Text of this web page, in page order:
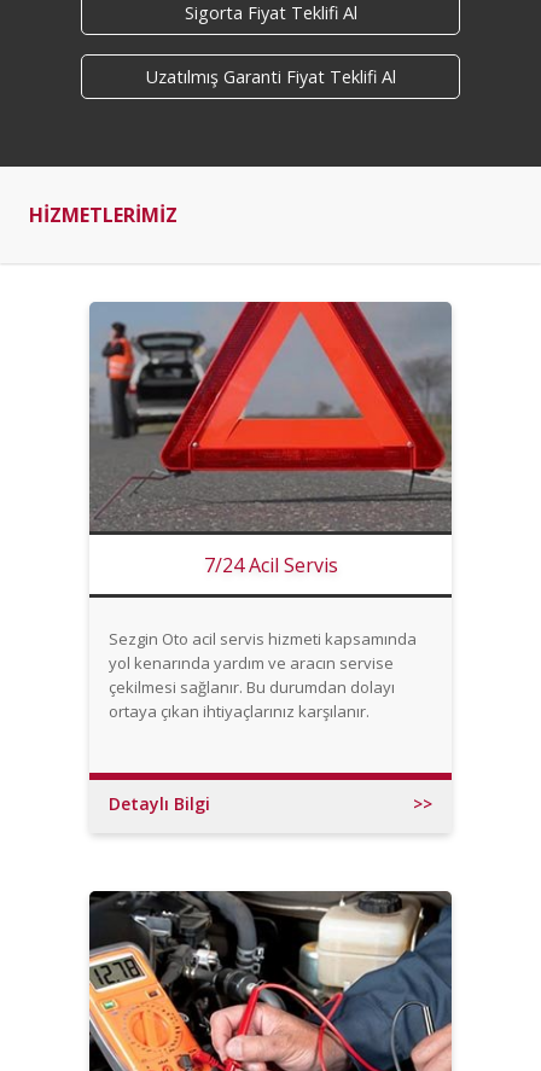
Sigorta Fiyat Teklifi Al
Uzatılmış Garanti Fiyat Teklifi Al
HİZMETLERİMİZ
7/24 Acil Servis
Sezgin Oto acil servis hizmeti kapsamında
yol kenarında yardım ve aracın servise
çekilmesi sağlanır. Bu durumdan dolayı
ortaya çıkan ihtiyaçlarınız karşılanır.
Detaylı Bilgi >>